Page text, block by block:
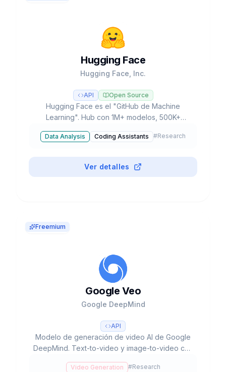
Hugging Face
Hugging Face, Inc.
API Open Source
Hugging Face es el "GitHub de Machine
Learning". Hub con 1M+ modelos, 500K+
Diffusers, PEFT. $4.5B valuación, ~$130M
Data Analysis Coding Assistants #Research
Ver detalles
Freemium
Google Veo
Google DeepMind
API
Modelo de generación de video AI de Google
DeepMind. Text-to-video y image-to-video con
ambiente). Veo 3.1: 1080p, lip-sync preciso,
Video Generation #Research